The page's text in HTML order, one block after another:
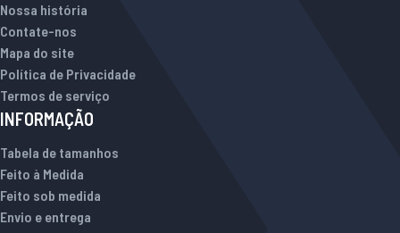
Nossa história
Contate-nos
Mapa do site
Política de Privacidade
Termos de serviço
INFORMAÇÃO
Tabela de tamanhos
Feito à Medida
Feito sob medida
Envio e entrega